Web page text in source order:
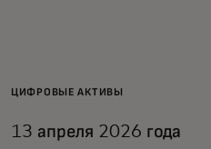
Для бизнеса
ЦИФРОВЫЕ АКТИВЫ
13 апреля 2026 года